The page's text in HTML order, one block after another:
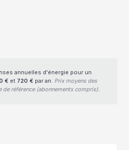
annuelles d'énergie pour un
€ et 720 € par an. Prix moyens des
de référence (abonnements compris).